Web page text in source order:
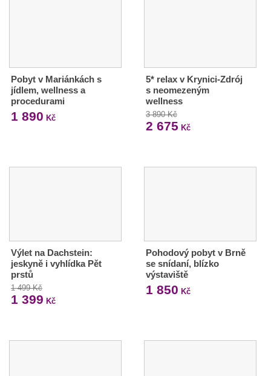
Pobyt v Mariánkách s
jídlem, wellness a
procedurami
1 890 Kč
5* relax v Krynici-Zdrój
s neomezeným
wellness
3 890 Kč
2 675 Kč
Výlet na Dachstein:
jeskyně i vyhlídka Pět
prstů
1 499 Kč
1 399 Kč
Pohodový pobyt v Brně
se snídaní, blízko
výstaviště
1 850 Kč